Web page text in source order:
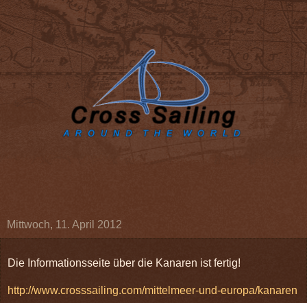
Mittwoch, 11. April 2012
Die Informationsseite über die Kanaren ist fertig!
http://www.crosssailing.com/mittelmeer-und-europa/kanaren